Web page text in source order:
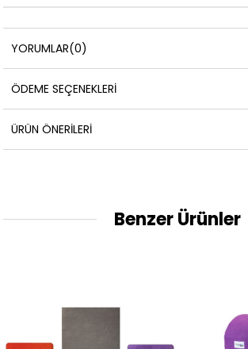
YORUMLAR(0)
ÖDEME SEÇENEKLERI
ÜRÜN ÖNERILERI
Benzer Ürünler